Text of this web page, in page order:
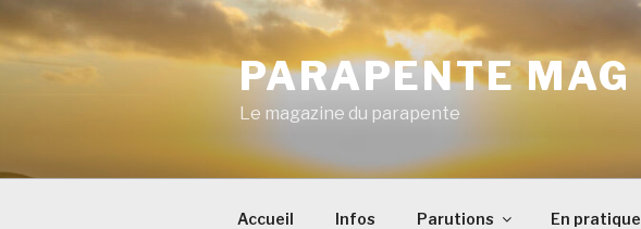
Aller
au
contenu
PARAPENTE MAG
Le magazine du parapente
Accueil Infos Parutions En pratique